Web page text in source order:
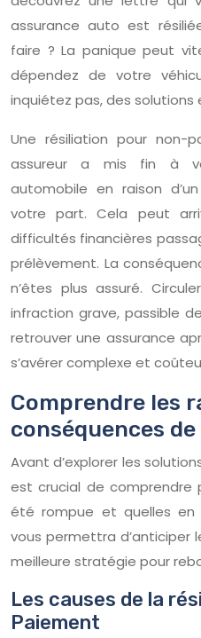
assurance auto est
faire ? La panique peut
dépendez de votre
inquiétez pas, des solutions
Une résiliation pour non-
assureur a mis fin à
automobile en raison
votre part. Cela peut
difficultés financières
prélèvement. La
n’êtes plus assuré.
infraction grave, passible
retrouver une assurance
s’avérer complexe et
Comprendre les
conséquences
Avant d’explorer les
est crucial de comprendre
été rompue et quelles en
vous permettra d’anticiper
meilleure stratégie pour
Les causes de la
Paiement